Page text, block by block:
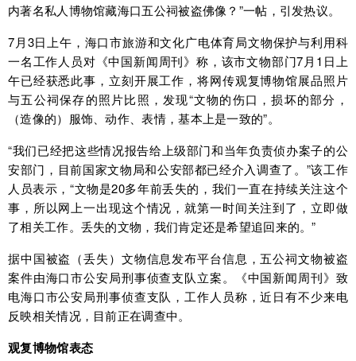
内著名私人博物馆藏海口五公祠被盗佛像？”一帖，引发热议。
7月3日上午，海口市旅游和文化广电体育局文物保护与利用科
一名工作人员对《中国新闻周刊》称，该市文物部门7月1日上
午已经获悉此事，立刻开展工作，将网传观复博物馆展品照片
与五公祠保存的照片比照，发现“文物的伤口，损坏的部分，
（造像的）服饰、动作、表情，基本上是一致的”。
“我们已经把这些情况报告给上级部门和当年负责侦办案子的公
安部门，目前国家文物局和公安部都已经介入调查了。”该工作
人员表示，“文物是20多年前丢失的，我们一直在持续关注这个
事，所以网上一出现这个情况，就第一时间关注到了，立即做
了相关工作。丢失的文物，我们肯定还是希望追回来的。”
据中国被盗（丢失）文物信息发布平台信息，五公祠文物被盗
案件由海口市公安局刑事侦查支队立案。《中国新闻周刊》致
电海口市公安局刑事侦查支队，工作人员称，近日有不少来电
反映相关情况，目前正在调查中。
观复博物馆表态